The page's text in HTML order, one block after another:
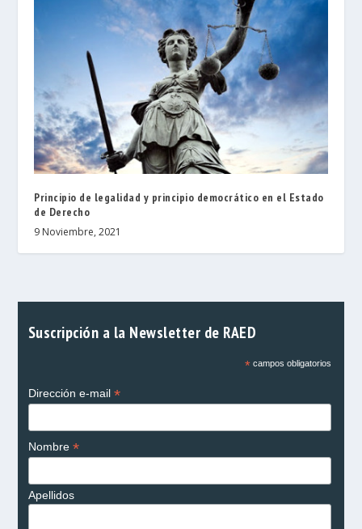
Principio de legalidad y principio democrático en el Estado
de Derecho
9 Noviembre, 2021
Suscripción a la Newsletter de RAED
*campos obligatorios
Dirección e-mail *
Nombre *
Apellidos